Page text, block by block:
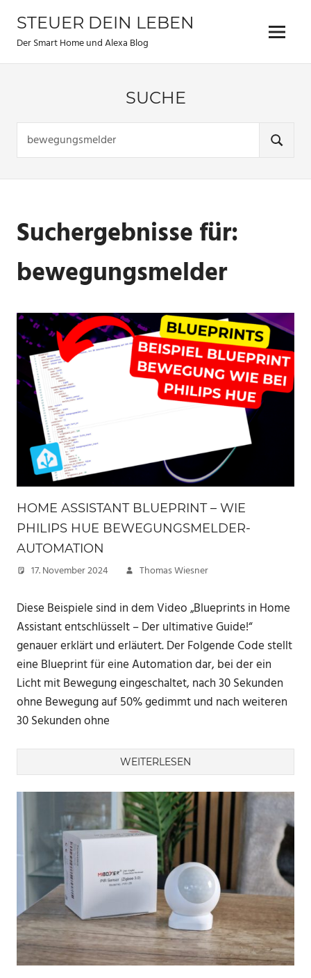
Inhalt
springen
STEUER DEIN LEBEN
Der Smart Home und Alexa Blog Menu
SUCHE
nach:
SUCHEN
Suchergebnisse für:
bewegungsmelder
HOME ASSISTANT BLUEPRINT – WIE
PHILIPS HUE BEWEGUNGSMELDER-
AUTOMATION
17. November 2024 Thomas Wiesner
Diese Beispiele sind in dem Video „Blueprints in Home
Assistant entschlüsselt – Der ultimative Guide!“
genauer erklärt und erläutert. Der Folgende Code stellt
eine Blueprint für eine Automation dar, bei der ein
Licht mit Bewegung eingeschaltet, nach 30 Sekunden
ohne Bewegung auf 50% gedimmt und nach weiteren
30 Sekunden ohne
WEITERLESEN